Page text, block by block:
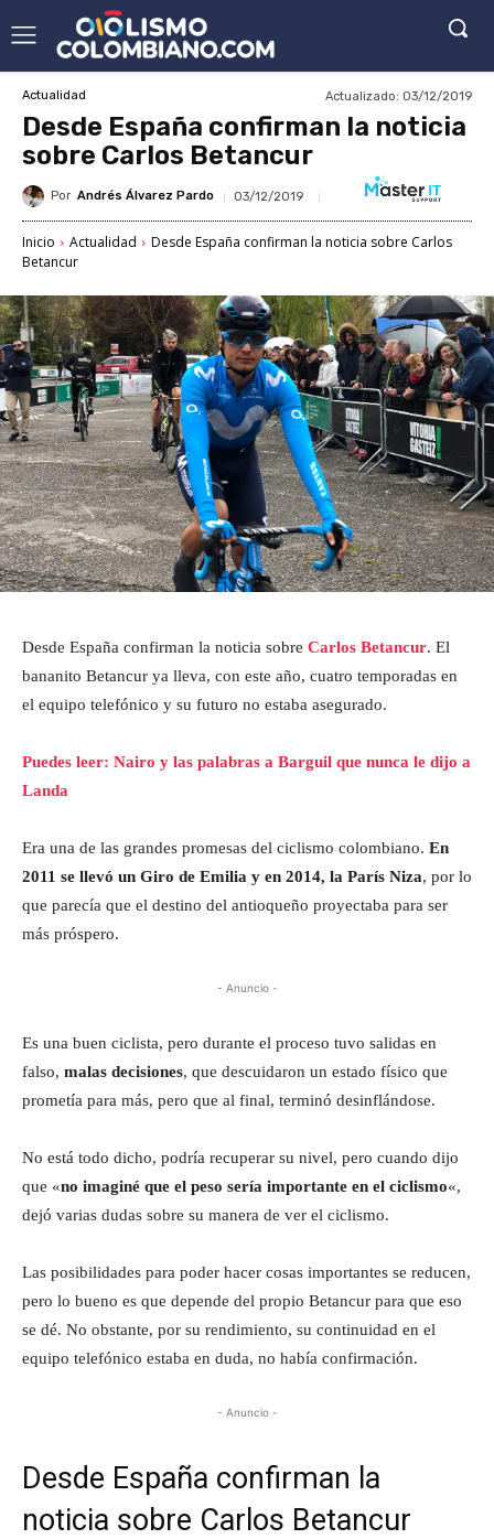
Actualidad Actualizado: 03/12/2019
Desde España confirman la noticia
sobre Carlos Betancur
Por Andrés Álvarez Pardo 03/12/2019
Inicio Actualidad
Desde España confirman la noticia sobre Carlos
Betancur
Desde España confirman la noticia sobre Carlos Betancur. El
bananito Betancur ya lleva, con este año, cuatro temporadas en
el equipo telefónico y su futuro no estaba asegurado.
Puedes leer: Nairo y las palabras a Barguil que nunca le dijo a
Landa
Era una de las grandes promesas del ciclismo colombiano. En
2011 se llevó un Giro de Emilia y en 2014, la París Niza, por lo
que parecía que el destino del antioqueño proyectaba para ser
más próspero.
- Anuncio -
Es una buen ciclista, pero durante el proceso tuvo salidas en
falso, malas decisiones, que descuidaron un estado físico que
prometía para más, pero que al final, terminó desinflándose.
No está todo dicho, podría recuperar su nivel, pero cuando dijo
que «no imaginé que el peso sería importante en el ciclismo«,
dejó varias dudas sobre su manera de ver el ciclismo.
Las posibilidades para poder hacer cosas importantes se reducen,
pero lo bueno es que depende del propio Betancur para que eso
se dé. No obstante, por su rendimiento, su continuidad en el
equipo telefónico estaba en duda, no había confirmación.
- Anuncio -
Desde España confirman la
noticia sobre Carlos Betancur